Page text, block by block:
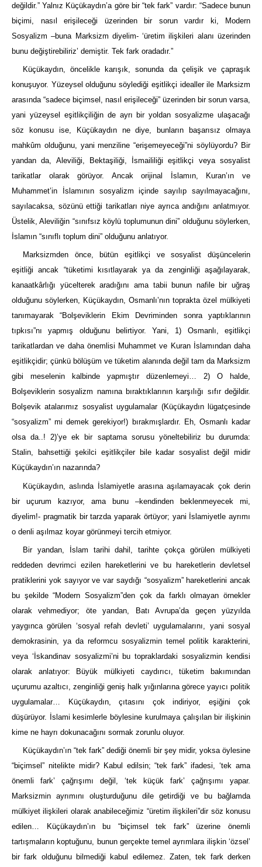
değildir.” Yalnız Küçükaydın’a göre bir “tek fark” vardır: “Sadece bunun
biçimi, nasıl erişileceği üzerinden bir sorun vardır ki, Modern
Sosyalizm –buna Marksizm diyelim- ‘üretim ilişkileri alanı üzerinden
bunu değiştirebiliriz’ demiştir. Tek fark oradadır.”
Küçükaydın, öncelikle karışık, sonunda da çelişik ve çapraşık
konuşuyor. Yüzeysel olduğunu söylediği eşitlikçi idealler ile Marksizm
arasında “sadece biçimsel, nasıl erişileceği” üzerinden bir sorun varsa,
yani yüzeysel eşitlikçiliğin de ayrı bir yoldan sosyalizme ulaşacağı
söz konusu ise, Küçükaydın ne diye, bunların başarısız olmaya
mahkûm olduğunu, yani menziline “erişemeyeceği”ni söylüyordu? Bir
yandan da, Aleviliği, Bektaşiliği, İsmaililiği eşitlikçi veya sosyalist
tarikatlar olarak görüyor. Ancak orijinal İslamın, Kuran’ın ve
Muhammet’in İslamının sosyalizm içinde sayılıp sayılmayacağını,
sayılacaksa, sözünü ettiği tarikatları niye ayrıca andığını anlatmıyor.
Üstelik, Aleviliğin “sınıfsız köylü toplumunun dini” olduğunu söylerken,
İslamın “sınıflı toplum dini” olduğunu anlatıyor.
Marksizmden önce, bütün eşitlikçi ve sosyalist düşüncelerin
eşitliği ancak “tüketimi kısıtlayarak ya da zenginliği aşağılayarak,
kanaatkârlığı yücelterek aradığını ama tabii bunun nafile bir uğraş
olduğunu söylerken, Küçükaydın, Osmanlı’nın toprakta özel mülkiyeti
tanımayarak “Bolşeviklerin Ekim Devriminden sonra yaptıklarının
tıpkısı”nı yapmış olduğunu belirtiyor. Yani, 1) Osmanlı, eşitlikçi
tarikatlardan ve daha önemlisi Muhammet ve Kuran İslamından daha
eşitlikçidir; çünkü bölüşüm ve tüketim alanında değil tam da Marksizm
gibi meselenin kalbinde yapmıştır düzenlemeyi… 2) O halde,
Bolşeviklerin sosyalizm namına bıraktıklarının karşılığı sıfır değildir.
Bolşevik atalarımız sosyalist uygulamalar (Küçükaydın lügatçesinde
“sosyalizm” mi demek gerekiyor!) bırakmışlardır. Eh, Osmanlı kadar
olsa da..! 2)’ye ek bir saptama sorusu yöneltebiliriz bu durumda:
Stalin, bahsettiği şekilci eşitlikçiler bile kadar sosyalist değil midir
Küçükaydın’ın nazarında?
Küçükaydın, aslında İslamiyetle arasına aşılamayacak çok derin
bir uçurum kazıyor, ama bunu –kendinden beklenmeyecek mi,
diyelim!- pragmatik bir tarzda yaparak örtüyor; yani İslamiyetle ayrımı
o denli aşılmaz koyar görünmeyi tercih etmiyor.
Bir yandan, İslam tarihi dahil, tarihte çokça görülen mülkiyeti
reddeden devrimci ezilen hareketlerini ve bu hareketlerin devletsel
pratiklerini yok sayıyor ve var saydığı “sosyalizm” hareketlerini ancak
bu şekilde “Modern Sosyalizm”den çok da farklı olmayan örnekler
olarak vehmediyor; öte yandan, Batı Avrupa’da geçen yüzyılda
yaygınca görülen ‘sosyal refah devleti’ uygulamalarını, yani sosyal
demokrasinin, ya da reformcu sosyalizmin temel politik karakterini,
veya ‘İskandinav sosyalizmi’ni bu topraklardaki sosyalizmin kendisi
olarak anlatıyor: Büyük mülkiyeti caydırıcı, tüketim bakımından
uçurumu azaltıcı, zenginliği geniş halk yığınlarına görece yayıcı politik
uygulamalar… Küçükaydın, çıtasını çok indiriyor, eşiğini çok
düşürüyor. İslami kesimlerle böylesine kurulmaya çalışılan bir ilişkinin
kime ne hayrı dokunacağını sormak zorunlu oluyor.
Küçükaydın’ın “tek fark” dediği önemli bir şey midir, yoksa öylesine
“biçimsel” nitelikte midir? Kabul edilsin; “tek fark” ifadesi, ‘tek ama
önemli fark’ çağrışımı değil, ‘tek küçük fark’ çağrışımı yapar.
Marksizmin ayrımını oluşturduğunu dile getirdiği ve bu bağlamda
mülkiyet ilişkileri olarak anabileceğimiz “üretim ilişkileri”dir söz konusu
edilen… Küçükaydın’ın bu “biçimsel tek fark” üzerine önemli
tartışmaların koptuğunu, bunun gerçekte temel ayrımlara ilişkin ‘özsel’
bir fark olduğunu bilmediği kabul edilemez. Zaten, tek fark derken